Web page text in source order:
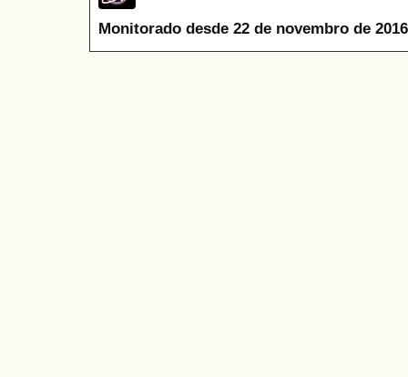
Monitorado desde 22 de novembro de